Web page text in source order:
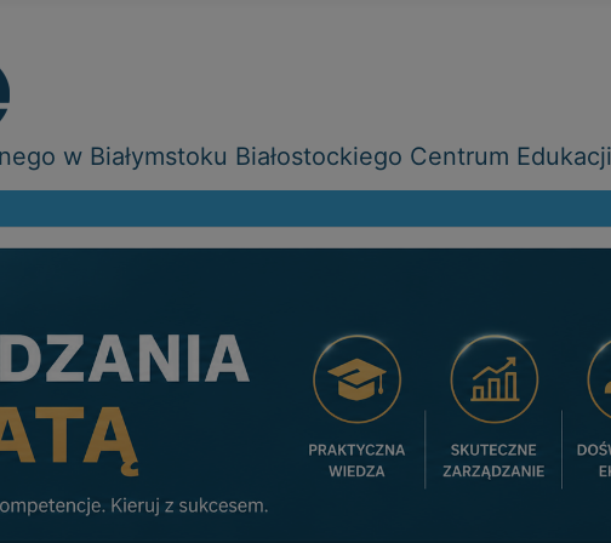
w Białymstoku Białostockiego Centrum Edukacji